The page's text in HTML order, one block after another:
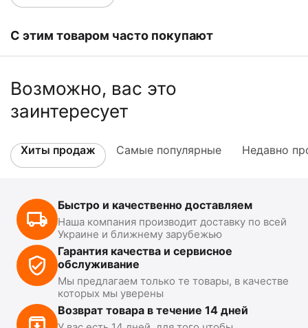
С этим товаром часто покупают
Возможно, вас это
заинтересует
Хиты продаж Самые популярные Недавно
Быстро и качественно доставляем
Наша компания производит доставку по всей
Украине и ближнему зарубежью
Гарантия качества и сервисное
обслуживание
Мы предлагаем только те товары, в качестве
которых мы уверены
Возврат товара в течение 14 дней